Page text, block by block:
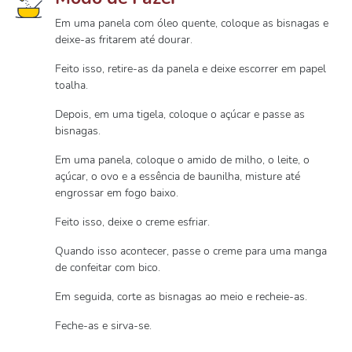
Em uma panela com óleo quente, coloque as bisnagas e
deixe-as fritarem até dourar.
Feito isso, retire-as da panela e deixe escorrer em papel
toalha.
Depois, em uma tigela, coloque o açúcar e passe as
bisnagas.
Em uma panela, coloque o amido de milho, o leite, o
açúcar, o ovo e a essência de baunilha, misture até
engrossar em fogo baixo.
Feito isso, deixe o creme esfriar.
Quando isso acontecer, passe o creme para uma manga
de confeitar com bico.
Em seguida, corte as bisnagas ao meio e recheie-as.
Feche-as e sirva-se.